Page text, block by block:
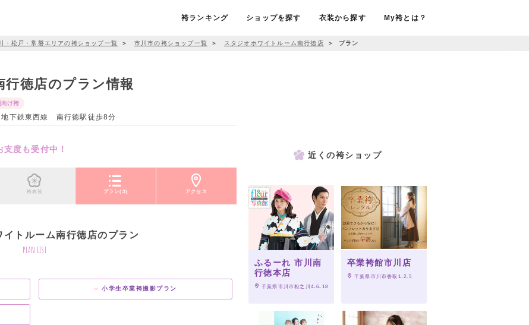
袴ランキング ショップを探す 衣装から探す My袴とは？
・松戸・常磐エリアの袴ショップ一覧 ＞ 市川市の袴ショップ一覧 ＞ スタジオホワイトルーム南行徳店 ＞ プラン
徳店のプラン情報
向け袴
下鉄東西線 南行徳駅徒歩8分
度も受付中！
袴衣装 プラン(3) アクセス
イトルーム南行徳店のプラン
plan list
小学生卒業袴撮影プラン
近くの袴ショップ
ふるーれ 市川南
行徳本店
千葉県市川市相之川4-6-18
卒業袴館市川店
千葉県市川市香取1-2-5